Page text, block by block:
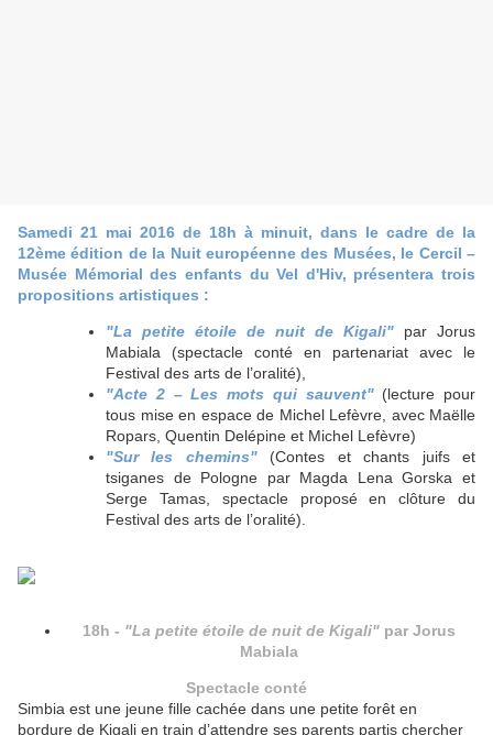
Samedi 21 mai 2016 de 18h à minuit, dans le cadre de la
12ème édition de la Nuit européenne des Musées, le Cercil –
Musée Mémorial des enfants du Vel d'Hiv, présentera trois
propositions artistiques :
"La petite étoile de nuit de Kigali" par Jorus
Mabiala (spectacle conté en partenariat avec le
Festival des arts de l’oralité),
"Acte 2 – Les mots qui sauvent" (lecture pour
tous mise en espace de Michel Lefèvre, avec Maëlle
Ropars, Quentin Delépine et Michel Lefèvre)
"Sur les chemins"(Contes et chants juifs et
tsiganes de Pologne par Magda Lena Gorska et
Serge Tamas, spectacle proposé en clôture du
Festival des arts de l’oralité).
18h - "La petite étoile de nuit de Kigali"par Jorus
Mabiala
Spectacle conté
Simbia est une jeune fille cachée dans une petite forêt en
bordure de Kigali en train d’attendre ses parents partis chercher